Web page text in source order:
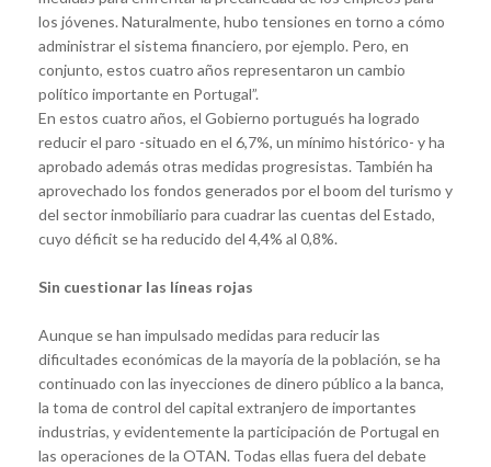
los jóvenes. Naturalmente, hubo tensiones en torno a cómo
administrar el sistema financiero, por ejemplo. Pero, en
conjunto, estos cuatro años representaron un cambio
político importante en Portugal”.
En estos cuatro años, el Gobierno portugués ha logrado
reducir el paro -situado en el 6,7%, un mínimo histórico- y ha
aprobado además otras medidas progresistas. También ha
aprovechado los fondos generados por el boom del turismo y
del sector inmobiliario para cuadrar las cuentas del Estado,
cuyo déficit se ha reducido del 4,4% al 0,8%.
Sin cuestionar las líneas rojas
Aunque se han impulsado medidas para reducir las
dificultades económicas de la mayoría de la población, se ha
continuado con las inyecciones de dinero público a la banca,
la toma de control del capital extranjero de importantes
industrias, y evidentemente la participación de Portugal en
las operaciones de la OTAN. Todas ellas fuera del debate